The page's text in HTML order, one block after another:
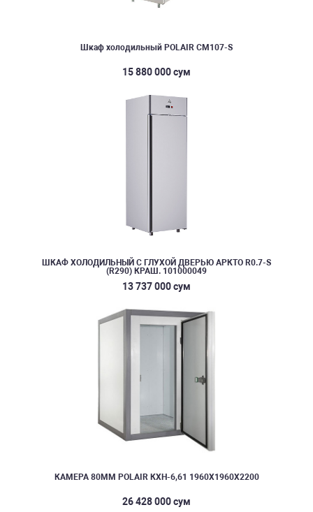
Шкаф холодильный POLAIR CM107-S
15 880 000 сум
ШКАФ ХОЛОДИЛЬНЫЙ С ГЛУХОЙ ДВЕРЬЮ АРКТО R0.7-S
(R290) КРАШ. 101000049
13 737 000 сум
КАМЕРА 80ММ POLAIR КХН-6,61 1960Х1960Х2200
26 428 000 сум